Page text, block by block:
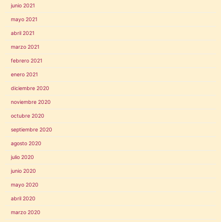
junio 2021
mayo 2021
abril 2021
marzo 2021
febrero 2021
enero 2021
diciembre 2020
noviembre 2020
octubre 2020
septiembre 2020
agosto 2020
julio 2020
junio 2020
mayo 2020
abril 2020
marzo 2020